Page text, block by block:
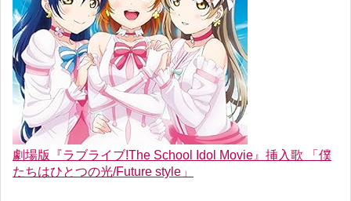
劇場版『ラブライブ!The School Idol Movie』挿入歌 「僕
たちはひとつの光/Future style」